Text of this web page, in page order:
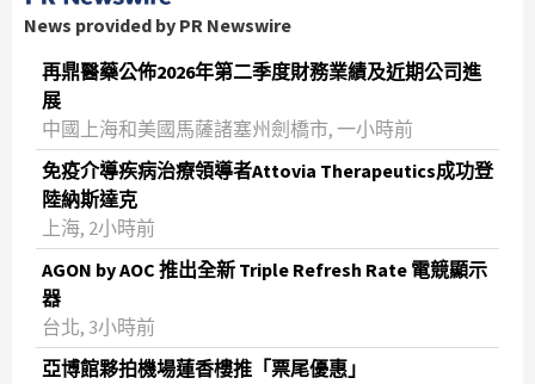
News provided by PR Newswire
再鼎醫藥公佈2026年第二季度財務業績及近期公司進
展
中國上海和美國馬薩諸塞州劍橋市, 一小時前
免疫介導疾病治療領導者Attovia Therapeutics成功登
陸納斯達克
上海, 2小時前
AGON by AOC 推出全新 Triple Refresh Rate 電競顯示
器
台北, 3小時前
亞博館夥拍機場蓮香樓推「票尾優惠」